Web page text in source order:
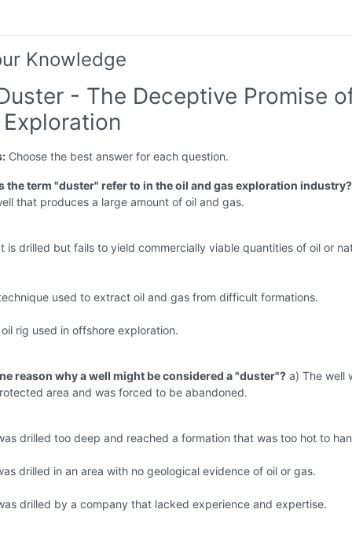
Knowledge
- The Deceptive Promise
Choose the best answer for each question.
the term "duster" refer to in the oil and gas exploration industry?
that produces a large amount of oil and gas.
is drilled but fails to yield commercially viable quantities of oil or
used to extract oil and gas from difficult formations.
rig used in offshore exploration.
reason why a well might be considered a "duster"? a) The well
area and was forced to be abandoned.
drilled too deep and reached a formation that was too hot to
drilled in an area with no geological evidence of oil or gas.
drilled by a company that lacked experience and expertise.